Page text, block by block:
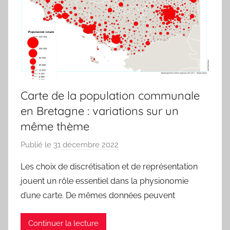
Carte de la population communale
en Bretagne : variations sur un
même thème
Publié le 31 décembre 2022
r
j
m
Les choix de discrétisation et de représentation
jouent un rôle essentiel dans la physionomie
d’une carte. De mêmes données peuvent
Continuer la lecture